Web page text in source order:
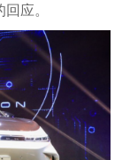
应。